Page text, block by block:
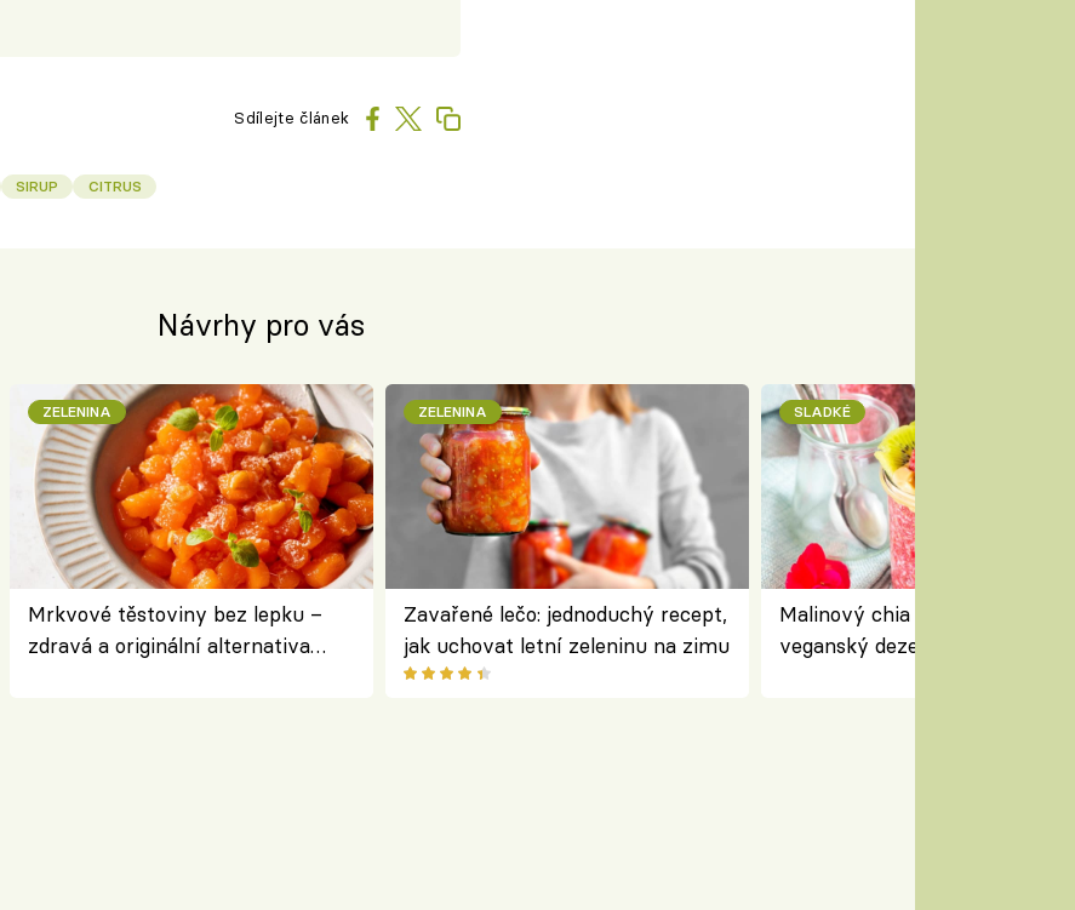
Sdílejte článek
SIRUP CITRUS
Návrhy pro vás
ZELENINA
Mrkvové těstoviny bez lepku –
zdravá a originální alternativa
ZELENINA
Zavařené lečo: jednoduchý recept,
jak uchovat letní zeleninu na zimu
SLADKÉ
Malinový chia pudink s
veganský dezert plný ovoce a